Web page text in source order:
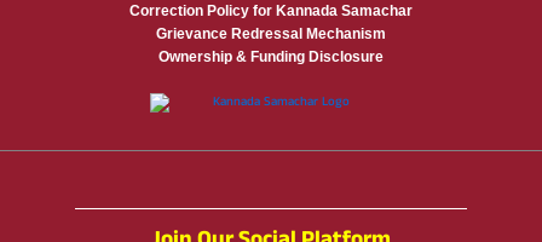
Correction Policy for Kannada Samachar
Grievance Redressal Mechanism
Ownership & Funding Disclosure